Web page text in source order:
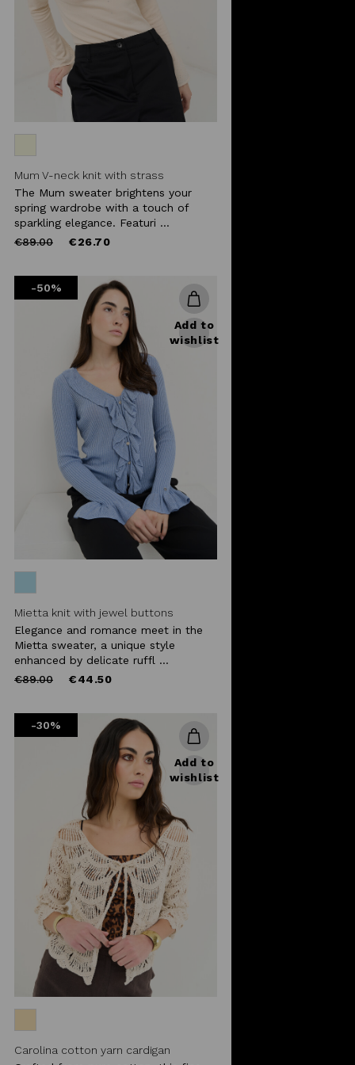
Mum V-neck knit with strass
The Mum sweater brightens your
spring wardrobe with a touch of
sparkling elegance. Featuri ...
Price
€89.00to €26.70
-50%
Add to
wishlist
Mietta knit with jewel buttons
Elegance and romance meet in the
Mietta sweater, a unique style
enhanced by delicate ruffl ...
Price
€89.00to €44.50
-30%
Add to
wishlist
Carolina cotton yarn cardigan